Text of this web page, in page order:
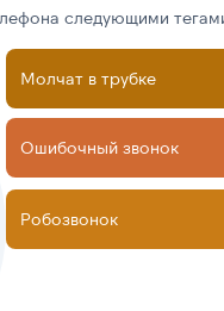
следующими
Молчат в трубке
Ошибочный звонок
Робозвонок